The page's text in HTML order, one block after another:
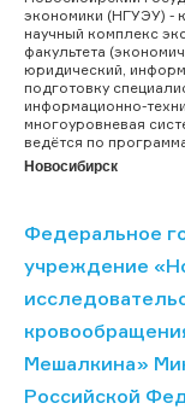
экономики (НГУЭУ) -
научный комплекс
факультета
юридический,
подготовку
информационно-
многоуровневая
ведётся по
Новосибирск
Федеральное
учреждение
Мешалкина»
Российской